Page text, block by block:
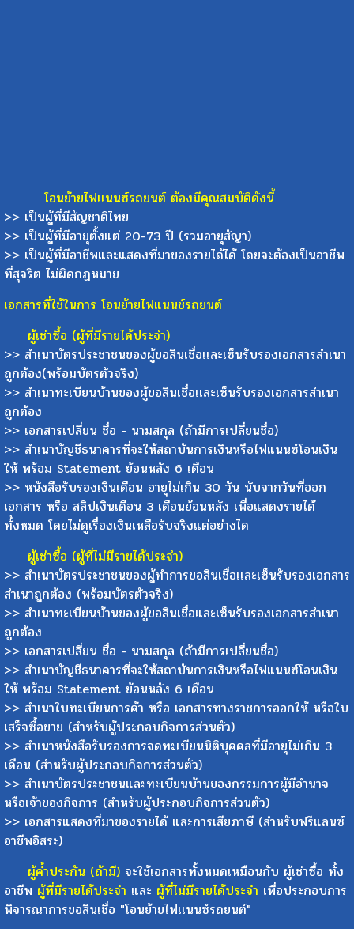
โอนย้ายไฟเเนนซ์รถยนต์ ต้องมีคุณสมบัติดังนี้
>> เป็นผู้ที่มีสัญชาติไทย
>> เป็นผู้ที่มีอายุตั้งแต่ 20-73 ปี (รวมอายุสัญา)
>> เป็นผู้ที่มีอาชีพและแสดงที่มาของรายได้ได้ โดยจะต้องเป็นอาชีพ
ที่สุจริต ไม่ผิดกฏหมาย
เอกสารที่ใช้ในการ โอนย้ายไฟแนนช์รถยนต์
ผู้เช่าซื้อ (ผู้ที่มีรายได้ประจำ)
>> สำเนาบัตรประชาชนของผู้ขอสินเชื่อเเละเซ็นรับรองเอกสารสำเนา
ถูกต้อง(พร้อมบัตรตัวจริง)
>> สำเนาทะเบียนบ้านของผู้ขอสินเชื่อเเละเซ็นรับรองเอกสารสำเนา
ถูกต้อง
>> เอกสารเปลี่ยน ชื่อ - นามสกุล (ถ้ามีการเปลี่ยนชื่อ)
>> สำเนาบัญชีธนาคารที่จะให้สถาบันการเงินหรือไฟแนนซ์โอนเงิน
ให้ พร้อม Statement ย้อนหลัง 6 เดือน
>> หนังสือรับรองเงินเดือน อายุไม่เกิน 30 วัน นับจากวันที่ออก
เอกสาร หรือ สลิปเงินเดือน 3 เดือนย้อนหลัง เพื่อแสดงรายได้
ทั้งหมด โดยไม่ดูเรื่องเงินเหลือรับจริงแต่อย่างได
ผู้เช่าซื้อ (ผู้ที่ไม่มีรายได้ประจำ)
>> สำเนาบัตรประชาชนของผู้ทำการขอสินเชื่อเเละเซ็นรับรองเอกสาร
สำเนาถูกต้อง (พร้อมบัตรตัวจริง)
>> สำเนาทะเบียนบ้านของผู้ขอสินเชื่อและเซ็นรับรองเอกสารสำเนา
ถูกต้อง
>> เอกสารเปลี่ยน ชื่อ - นามสกุล (ถ้ามีการเปลี่ยนชื่อ)
>> สำเนาบัญชีธนาคารที่จะให้สถาบันการเงินหรือไฟแนนซ์โอนเงิน
ให้ พร้อม Statement ย้อนหลัง 6 เดือน
>> สำเนาใบทะเบียนการค้า หรือ เอกสารทางราชการออกให้ หรือใบ
เสร็จซื้อขาย (สำหรับผู้ประกอบกิจการส่วนตัว)
>> สำเนาหนังสือรับรองการจดทะเบียนนิติบุคคลที่มีอายุไม่เกิน 3
เดือน (สำหรับผู้ประกอบกิจการส่วนตัว)
>> สำเนาบัตรประชาชนและทะเบียนบ้านของกรรมการผู้มีอำนาจ
หรือเจ้าของกิจการ (สำหรับผู้ประกอบกิจการส่วนตัว)
>> เอกสารแสดงที่มาของรายได้ และการเสียภาษี (สำหรับฟรีแลนซ์
อาชีพอิสระ)
ผู้ค้ำประกัน (ถ้ามี) จะใช้เอกสารทั้งหมดเหมือนกับ ผู้เช่าซื้อ ทั้ง
อาชีพ ผู้ที่มีรายได้ประจำ และ ผู้ที่ไม่มีรายได้ประจำ เพื่อประกอบการ
พิจารณาการขอสินเชื่อ "โอนย้ายไฟเเนนซ์รถยนต์"